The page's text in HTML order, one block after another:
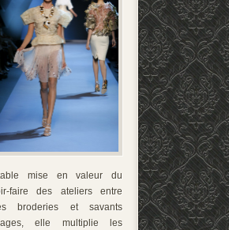
mise en valeur du
faire des ateliers entre
broderies et savants
elle multiplie les